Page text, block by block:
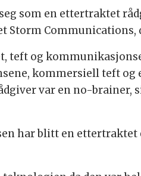
som en ettertraktet
Storm Communications,
teft og
kommersiell teft
var en no-brainer,
har blitt en